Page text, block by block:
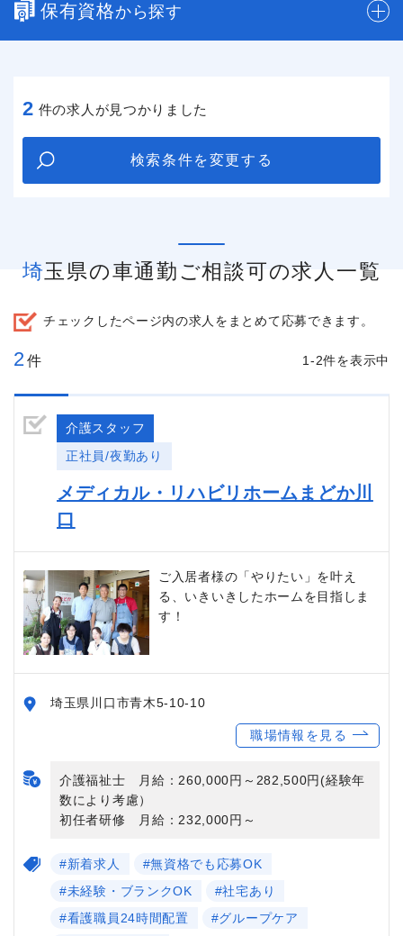
保有資格から探す
2 件の求人が見つかりました
検索条件を変更する
埼玉県の車通勤ご相談可の求人一覧
チェックしたページ内の求人をまとめて応募できます。
2 件 1-2件を表示中
介護スタッフ
正社員/夜勤あり
メディカル・リハビリホームまどか川
口
ご入居者様の「やりたい」を叶え
る、いきいきしたホームを目指しま
す！
埼玉県川口市青木5-10-10
職場情報を見る
介護福祉士 月給：260,000円～282,500円(経験年
数により考慮）
初任者研修 月給：232,000円～
#新着求人
#無資格でも応募OK
#未経験・ブランクOK
#社宅あり
#看護職員24時間配置
#グループケア